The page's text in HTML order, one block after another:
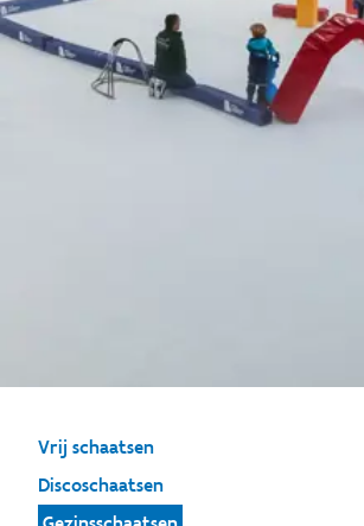
Vrij schaatsen
Discoschaatsen